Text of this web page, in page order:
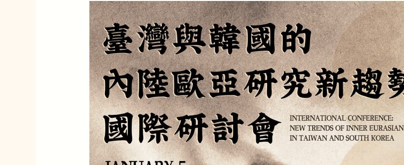
01/05
臺
灣
與
韓
國
的
內
陸
歐
亞
研
究
新
趨